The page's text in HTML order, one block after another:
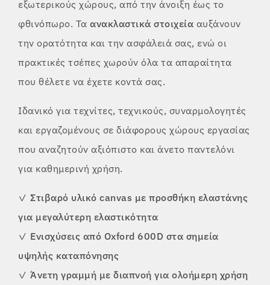
εξωτερικούς χώρους, από την άνοιξη έως το
φθινόπωρο. Τα ανακλαστικά στοιχεία αυξάνουν
την ορατότητα και την ασφάλειά σας, ενώ οι
πρακτικές τσέπες χωρούν όλα τα απαραίτητα
που θέλετε να έχετε κοντά σας.
Ιδανικό για τεχνίτες, τεχνικούς, συναρμολογητές
και εργαζομένους σε διάφορους χώρους εργασίας
που αναζητούν αξιόπιστο και άνετο παντελόνι
για καθημερινή χρήση.
✓ Στιβαρό υλικό canvas με προσθήκη ελαστάνης
για μεγαλύτερη ελαστικότητα
✓ Ενισχύσεις από Oxford 600D στα σημεία
υψηλής καταπόνησης
✓ Άνετη γραμμή με διαπνοή για ολοήμερη χρήση